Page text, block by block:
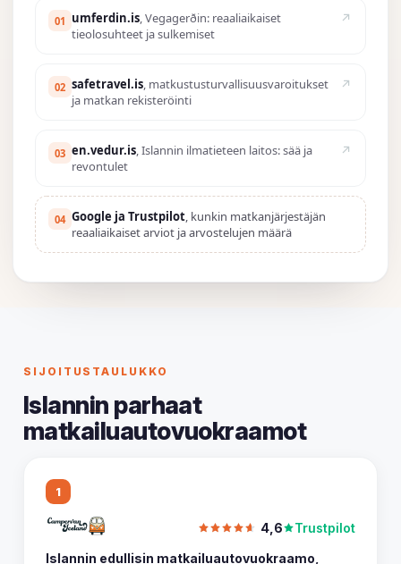
01 umferdin.is, Vegagerðin: reaaliaikaiset
tieolosuhteet ja sulkemiset
02 safetravel.is, matkustusturvallisuusvaroitukset
ja matkan rekisteröinti
03 en.vedur.is, Islannin ilmatieteen laitos: sää ja
revontulet
04 Google ja Trustpilot, kunkin matkanjärjestäjän
reaaliaikaiset arviot ja arvostelujen määrä
SIJOITUSTAULUKKO
Islannin parhaat
matkailuautovuokraamot
1
4,6 Trustpilot
Islannin edullisin matkailuautovuokraamo